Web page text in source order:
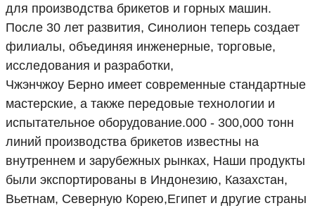
для производства брикетов и горных машин.
После 30 лет развития, Синолион теперь создает
филиалы, объединяя инженерные, торговые,
исследования и разработки,
Чжэнчжоу Берно имеет современные стандартные
мастерские, а также передовые технологии и
испытательное оборудование.000 - 300,000 тонн
линий производства брикетов известны на
внутреннем и зарубежных рынках, Наши продукты
были экспортированы в Индонезию, Казахстан,
Вьетнам, Северную Корею,Египет и другие страны